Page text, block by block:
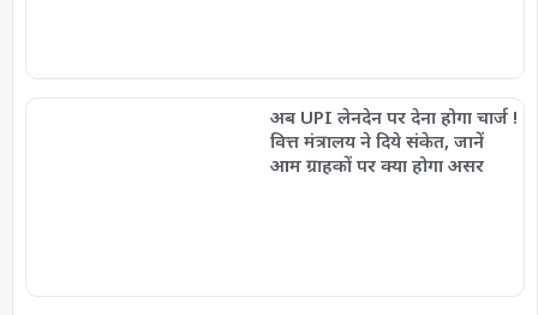
अब UPI लेनदेन पर देना होगा चार्ज !
वित्त मंत्रालय ने दिये संकेत, जानें
आम ग्राहकों पर क्या होगा असर